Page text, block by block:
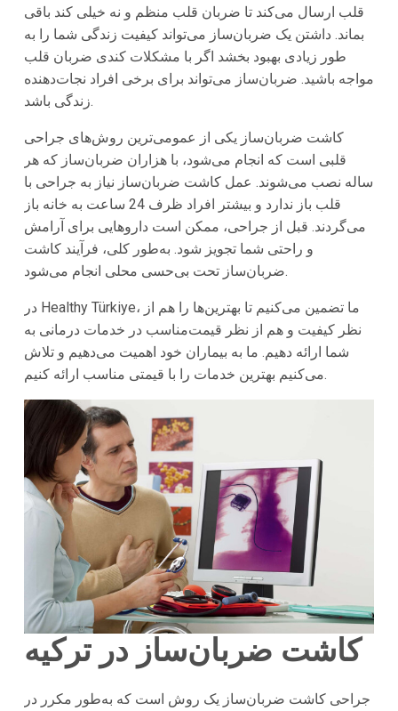
قلب ارسال می‌کند تا ضربان قلب منظم و نه خیلی کند باقی
بماند. داشتن یک ضربان‌ساز می‌تواند کیفیت زندگی شما را به
طور زیادی بهبود بخشد اگر با مشکلات کندی ضربان قلب
مواجه باشید. ضربان‌ساز می‌تواند برای برخی افراد نجات‌دهنده
زندگی باشد.
کاشت ضربان‌ساز یکی از عمومی‌ترین روش‌های جراحی
قلبی است که انجام می‌شود، با هزاران ضربان‌ساز که هر
ساله نصب می‌شوند. عمل کاشت ضربان‌ساز نیاز به جراحی با
قلب باز ندارد و بیشتر افراد ظرف 24 ساعت به خانه باز
می‌گردند. قبل از جراحی، ممکن است داروهایی برای آرامش
و راحتی شما تجویز شود. به‌طور کلی، فرآیند کاشت
ضربان‌ساز تحت بی‌حسی محلی انجام می‌شود.
در Healthy Türkiye، ما تضمین می‌کنیم تا بهترین‌ها را هم از
نظر کیفیت و هم از نظر قیمت‌مناسب در خدمات درمانی به
شما ارائه دهیم. ما به بیماران خود اهمیت می‌دهیم و تلاش
می‌کنیم بهترین خدمات را با قیمتی مناسب ارائه کنیم.
کاشت ضربان‌ساز در ترکیه
جراحی کاشت ضربان‌ساز یک روش است که به‌طور مکرر در